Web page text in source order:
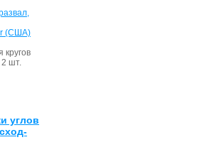
(США)
кругов
шт.
углов